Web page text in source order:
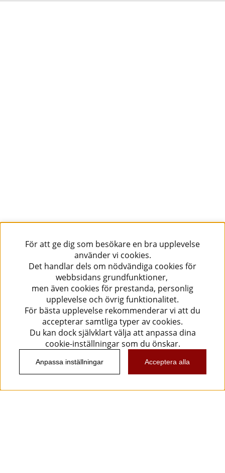
För att ge dig som besökare en bra upplevelse
använder vi cookies.
Det handlar dels om nödvändiga cookies för
webbsidans grundfunktioner,
men även cookies för prestanda, personlig
upplevelse och övrig funktionalitet.
För bästa upplevelse rekommenderar vi att du
accepterar samtliga typer av cookies.
Du kan dock självklart välja att anpassa dina
cookie-inställningar som du önskar.
Anpassa inställningar Acceptera alla